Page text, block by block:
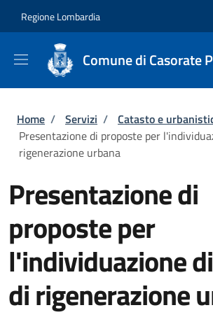
Regione Lombardia
Comune di Casorate
Briciole di pane
Home / Servizi / Catasto e
Presentazione di proposte per
rigenerazione urbana
Presentazione di
proposte per
l'individuazione
di rigenerazione